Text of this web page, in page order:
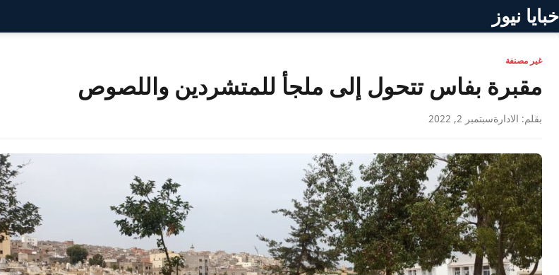
خبايا نيوز
غير مصنفة
مقبرة بفاس تتحول إلى ملجأ للمتشردين واللصوص
بقلم: الادارةسبتمبر 2, 2022